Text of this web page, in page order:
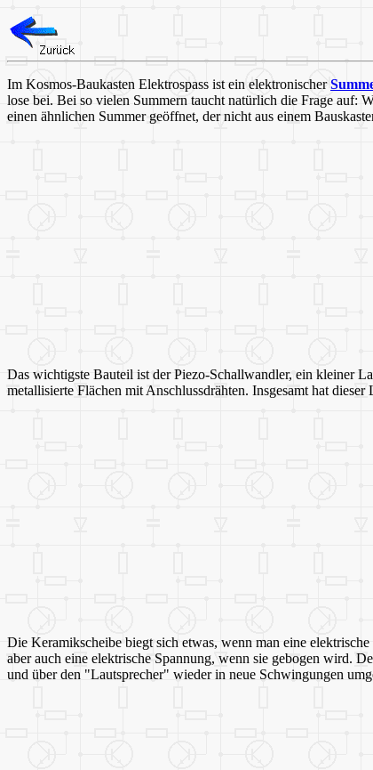
Im Kosmos-Baukasten Elektrospass ist ein elektronischer
lose bei. Bei so vielen Summern taucht natürlich die Frage auf:
einen ähnlichen Summer geöffnet, der nicht aus einem
Das wichtigste Bauteil ist der Piezo-Schallwandler, ein kleiner
metallisierte Flächen mit Anschlussdrähten. Insgesamt hat
Die Keramikscheibe biegt sich etwas, wenn man eine
aber auch eine elektrische Spannung, wenn sie gebogen wird.
und über den "Lautsprecher" wieder in neue Schwingungen